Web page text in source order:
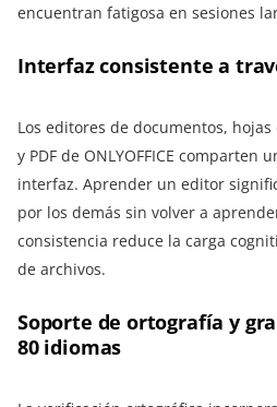
encuentran fatigosa en sesiones
Interfaz consistente a
Los editores de documentos,
y PDF de ONLYOFFICE comparten
interfaz. Aprender un editor
por los demás sin volver a
consistencia reduce la carga
de archivos.
Soporte de ortografía y
80 idiomas